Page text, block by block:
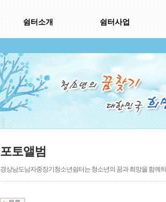
쉼터소개 쉼터사업
포토앨범
경상남도남자중장기청소년쉼터는 청소년의 꿈과 희망을 함께